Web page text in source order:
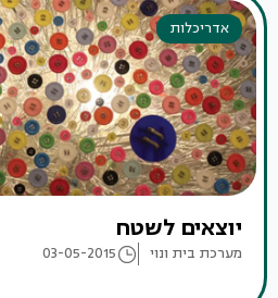
אדריכלות
יוצאים לשטח
מערכת בית ונוי 03-05-2015